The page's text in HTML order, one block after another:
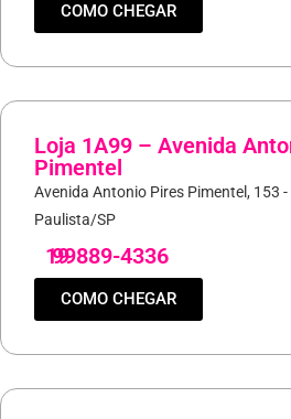
COMO CHEGAR
Loja 1A99 – Avenida
Pimentel
Avenida Antonio Pires Pimentel, 153
Paulista/SP
19
99889-4336
COMO CHEGAR